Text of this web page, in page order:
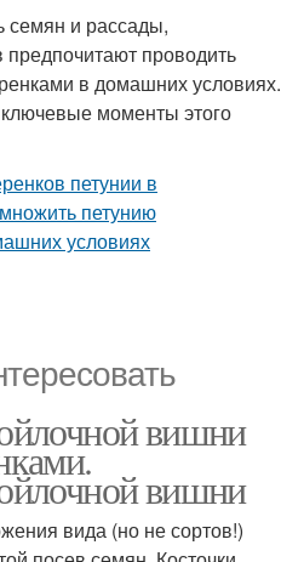
семян и рассады,
проводить
в домашних условиях.
моменты этого
вишни
вишни
вида (но не сортов!)